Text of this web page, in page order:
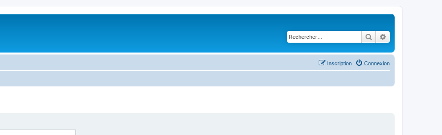
Rechercher
Connexion
Inscription